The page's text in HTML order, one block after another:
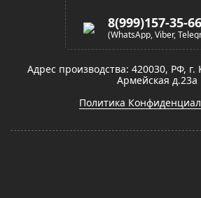
8(999)157-35-66
(WhatsApp, Viber,
Адрес производства: 420030, РФ,
Армейская д.23а
Политика